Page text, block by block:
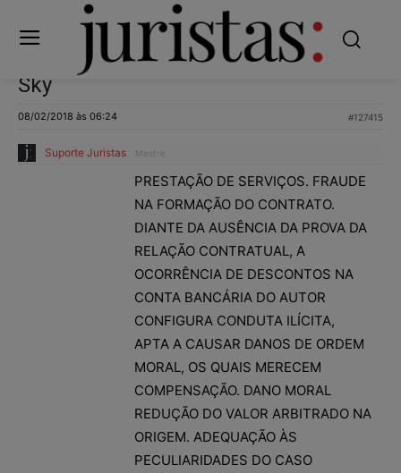
Sky
08/02/2018 às 06:24 #127415
Suporte Juristas Mestre
PRESTAÇÃO DE SERVIÇOS. FRAUDE
NA FORMAÇÃO DO CONTRATO.
DIANTE DA AUSÊNCIA DA PROVA DA
RELAÇÃO CONTRATUAL, A
OCORRÊNCIA DE DESCONTOS NA
CONTA BANCÁRIA DO AUTOR
CONFIGURA CONDUTA ILÍCITA,
APTA A CAUSAR DANOS DE ORDEM
MORAL, OS QUAIS MERECEM
COMPENSAÇÃO. DANO MORAL
REDUÇÃO DO VALOR ARBITRADO NA
ORIGEM. ADEQUAÇÃO ÀS
PECULIARIDADES DO CASO